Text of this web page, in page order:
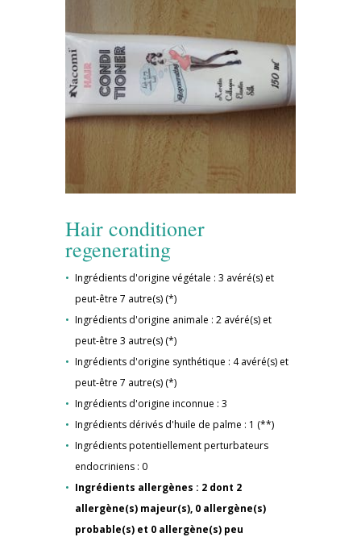
Hair conditioner
regenerating
Ingrédients d'origine végétale : 3 avéré(s) et
peut-être 7 autre(s) (*)
Ingrédients d'origine animale : 2 avéré(s) et
peut-être 3 autre(s) (*)
Ingrédients d'origine synthétique : 4 avéré(s) et
peut-être 7 autre(s) (*)
Ingrédients d'origine inconnue : 3
Ingrédients dérivés d'huile de palme : 1 (**)
Ingrédients potentiellement perturbateurs
endocriniens : 0
Ingrédients allergènes : 2 dont 2
allergène(s) majeur(s), 0 allergène(s)
probable(s) et 0 allergène(s) peu